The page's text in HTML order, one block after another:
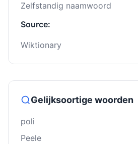
Zelfstandig naamwoord
Source:
Wiktionary
Gelijksoortige woorden
poli
Peele